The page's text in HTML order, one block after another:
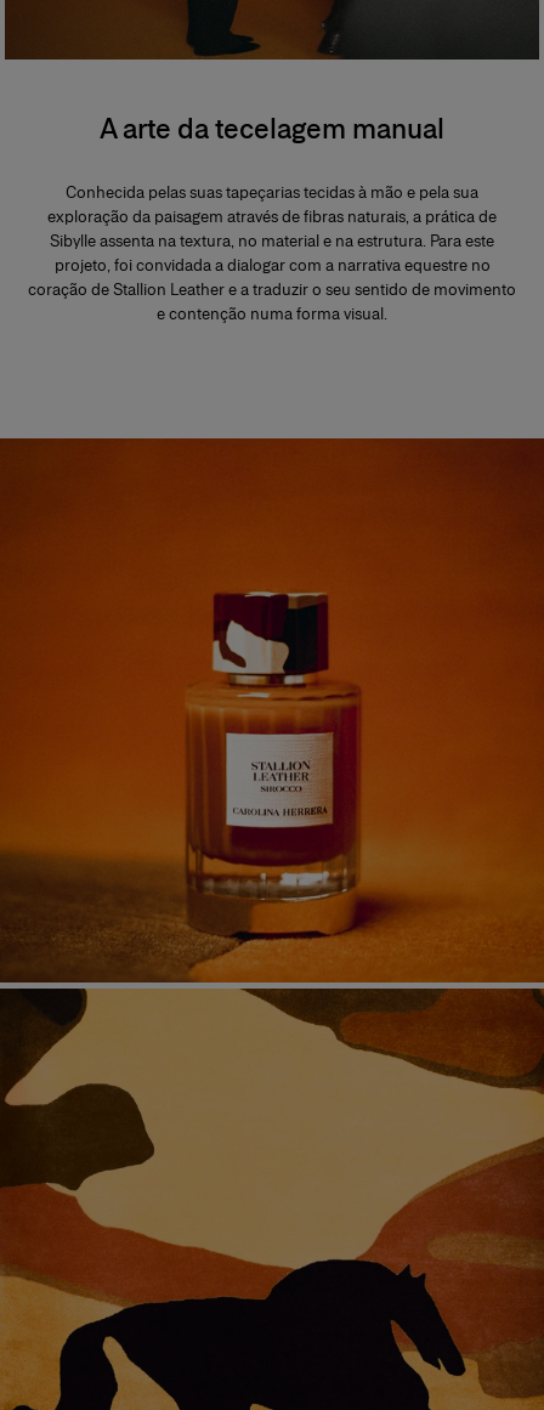
A arte da tecelagem manual
Conhecida pelas suas tapeçarias tecidas à mão e pela sua
exploração da paisagem através de fibras naturais, a prática de
Sibylle assenta na textura, no material e na estrutura. Para este
projeto, foi convidada a dialogar com a narrativa equestre no
coração de Stallion Leather e a traduzir o seu sentido de movimento
e contenção numa forma visual.